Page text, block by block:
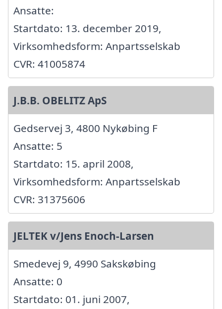
Ansatte:
Startdato: 13. december 2019,
Virksomhedsform: Anpartsselskab
CVR: 41005874
J.B.B. OBELITZ ApS
Gedservej 3, 4800 Nykøbing F
Ansatte: 5
Startdato: 15. april 2008,
Virksomhedsform: Anpartsselskab
CVR: 31375606
JELTEK v/Jens Enoch-Larsen
Smedevej 9, 4990 Sakskøbing
Ansatte: 0
Startdato: 01. juni 2007,